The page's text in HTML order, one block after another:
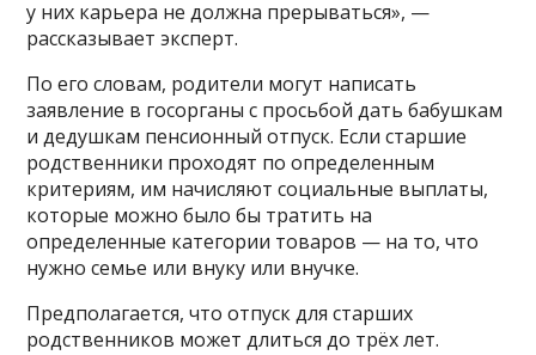
у них карьера не должна прерываться», —
рассказывает эксперт.
По его словам, родители могут написать
заявление в госорганы с просьбой дать бабушкам
и дедушкам пенсионный отпуск. Если старшие
родственники проходят по определенным
критериям, им начисляют социальные выплаты,
которые можно было бы тратить на
определенные категории товаров — на то, что
нужно семье или внуку или внучке.
Предполагается, что отпуск для старших
родственников может длиться до трёх лет.